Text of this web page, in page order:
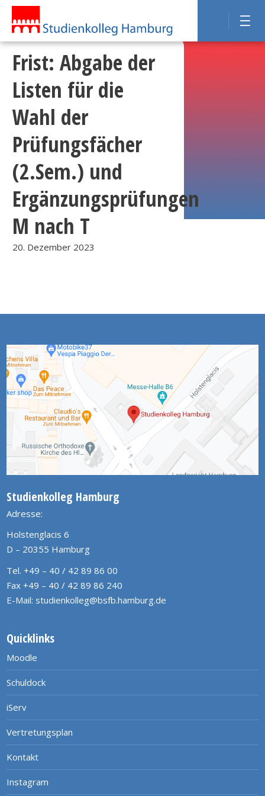
Frist: Abgabe der
Listen für die
Wahl der
Prüfungsfächer
(2.Sem.) und
Ergänzungsprüfungen
M nach T
20. Dezember 2023
Studienkolleg Hamburg
Adresse:
Holstenglacis 6
D – 20355 Hamburg
Tel. +49 – 40 / 42 89 86 00
Fax +49 – 40 / 42 89 86 240
E-Mail: studienkolleg@bsfb.hamburg.de
Quicklinks
Moodle
Schuldock
iServ
Vertretungsplan
Kontakt
Instagram